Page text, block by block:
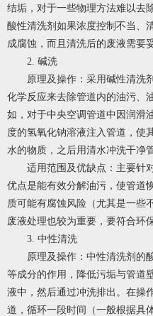
结垢，对于一些物理方法难以去
酸性清洗剂如果浓度控制不当、
成腐蚀，而且清洗后的废液需要
2. 碱洗
原理及操作：采用碱性清洗
化学反应来去除管道内的油污、
如，对于中央空调管道中因润滑
度的氢氧化钠溶液注入管道，使
水的物质，之后用清水冲洗干净
适用范围及优缺点：主要针
优点是能有效分解油污，使管道
质可能有腐蚀风险（尤其是一些
废液处理也较为重要，要符合环
3. 中性清洗
原理及操作：中性清洗剂的
等成分的作用，降低污垢与管道
液中，然后通过冲洗排出。在操
道，循环一段时间（一般根据具